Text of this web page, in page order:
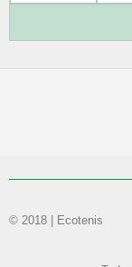
© 2018 | Ecotenis